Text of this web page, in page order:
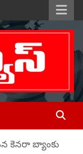
కెనరా బ్యాంకు